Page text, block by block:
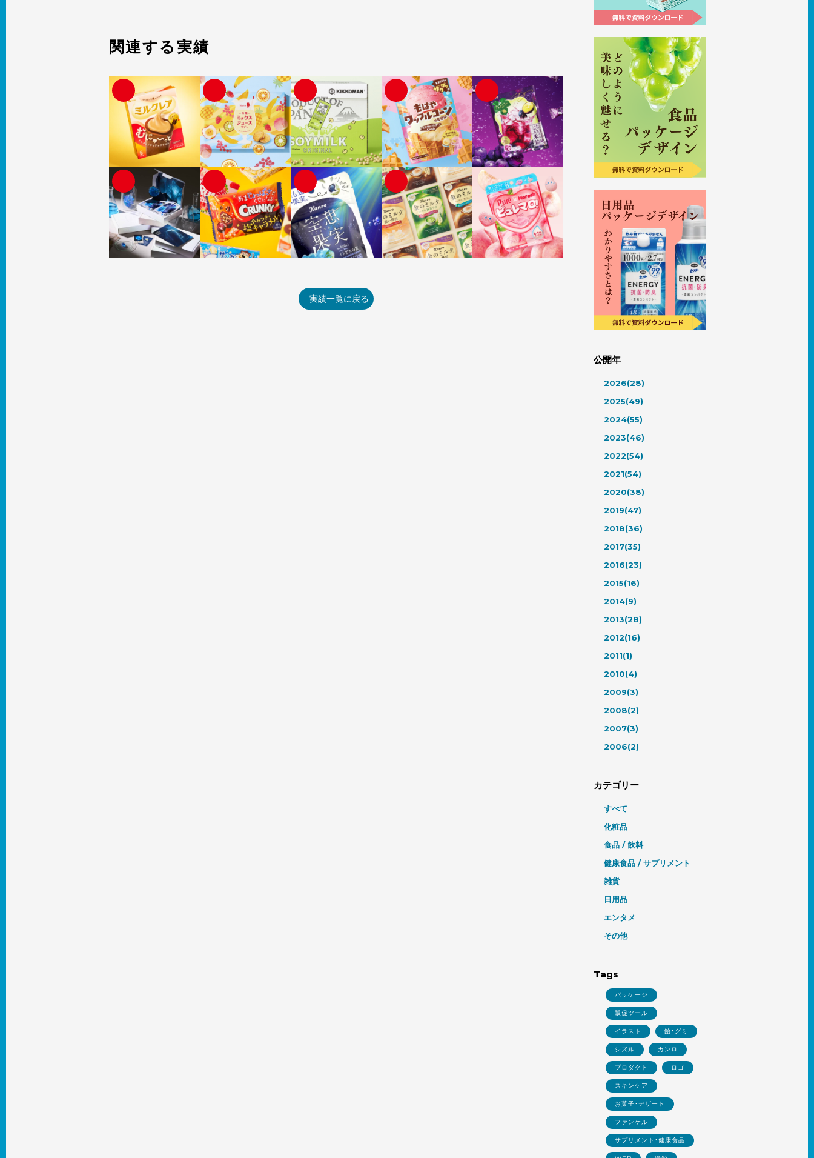
関連する実績
実績一覧に戻る
公開年
2026(28)
2025(49)
2024(55)
2023(46)
2022(54)
2021(54)
2020(38)
2019(47)
2018(36)
2017(35)
2016(23)
2015(16)
2014(9)
2013(28)
2012(16)
2011(1)
2010(4)
2009(3)
2008(2)
2007(3)
2006(2)
カテゴリー
すべて
化粧品
食品 / 飲料
健康食品 / サプリメント
雑貨
日用品
エンタメ
その他
Tags
パッケージ
販促ツール
イラスト 飴・グミ
シズル カンロ
プロダクト ロゴ
スキンケア
お菓子・デザート
ファンケル
サプリメント・健康食品